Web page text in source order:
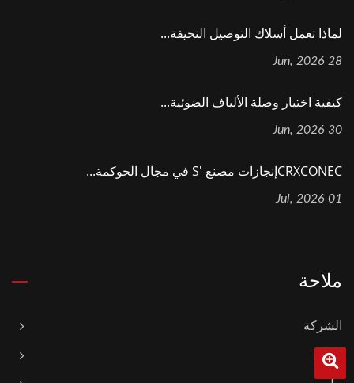
لماذا تعمل أسلاك التوصيل النحيفة...
28 Jun, 2026
كيفية اختيار وصلة الألياف الضوئية...
30 Jun, 2026
CRXCONECإنجازات مصنع 's في مجال الحوكمة...
01 Jul, 2026
ملاحة
الشركة
السلع